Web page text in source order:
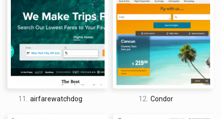
11. airfarewatchdog 12. Condor